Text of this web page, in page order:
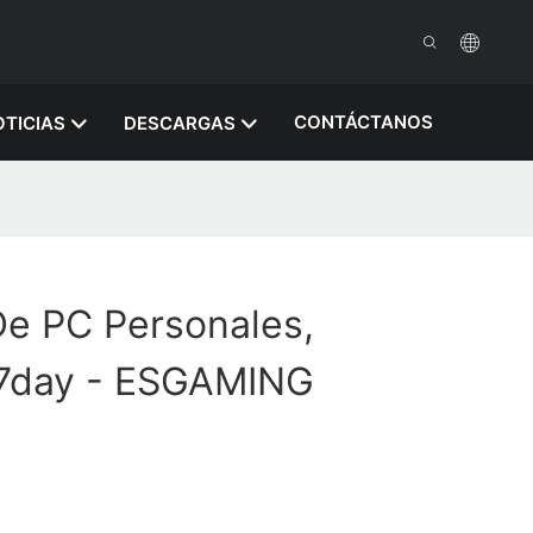
DESCARGAS CONTÁCTANOS
PC Personales,
- ESGAMING